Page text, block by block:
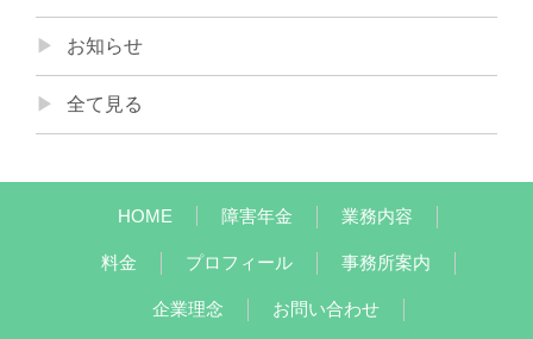
お知らせ
全て見る
HOME 障害年金 業務内容
料金 プロフィール 事務所案内
企業理念 お問い合わせ